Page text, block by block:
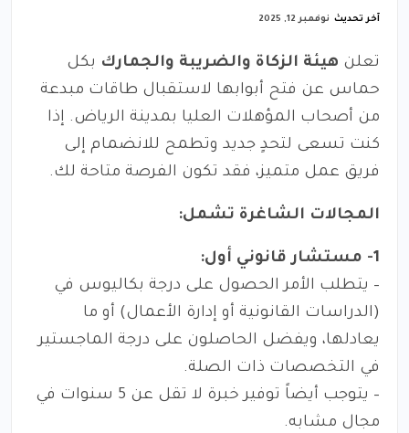
آخر تحديث نوفمبر 12, 2025
تعلن هيئة الزكاة والضريبة والجمارك بكل
حماس عن فتح أبوابها لاستقبال طاقات مبدعة
من أصحاب المؤهلات العليا بمدينة الرياض. إذا
كنت تسعى لتحدٍ جديد وتطمح للانضمام إلى
فريق عمل متميز، فقد تكون الفرصة متاحة لك.
المجالات الشاغرة تشمل:
1- مستشار قانوني أول:
– يتطلب الأمر الحصول على درجة بكاليوس في
(الدراسات القانونية أو إدارة الأعمال) أو ما
يعادلها، ويفضل الحاصلون على درجة الماجستير
في التخصصات ذات الصلة.
– يتوجب أيضاً توفير خبرة لا تقل عن 5 سنوات في
مجال مشابه.